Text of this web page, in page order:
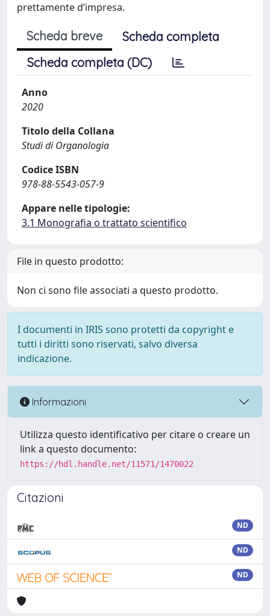
prettamente d’impresa.
Scheda breve
Scheda completa
Scheda completa (DC)
Anno
2020
Titolo della Collana
Studi di Organologia
Codice ISBN
978-88-5543-057-9
Appare nelle tipologie:
3.1 Monografia o trattato scientifico
File in questo prodotto:
Non ci sono file associati a questo prodotto.
I documenti in IRIS sono protetti da copyright e
tutti i diritti sono riservati, salvo diversa
indicazione.
Informazioni
Utilizza questo identificativo per citare o creare un
link a questo documento:
https://hdl.handle.net/11571/1470022
Citazioni
ND
ND
ND